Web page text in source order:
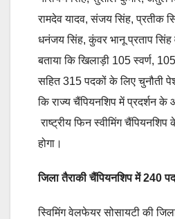
रामदेव यादव, संजय सिंह, प्रतीक
धनंजय सिंह, कुंवर भानू प्रताप
बताया कि खिलाड़ी 105 स्वर्ण,
सहित 315 पदकों के लिए चुनौती
कि राज्य चैंपियनशिप में प्रदर्शन के
राष्ट्रीय फिन स्वीमिंग
होगा।
जिला तैराकी चैंपियनशिप में240
स्विमिंग वेलफेयर सोसायटी की